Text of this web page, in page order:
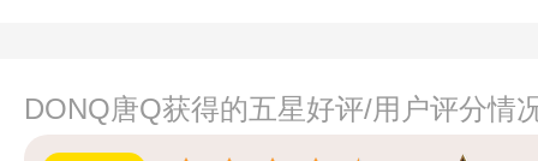
DONQ唐Q获得的五星好评/用户评分情